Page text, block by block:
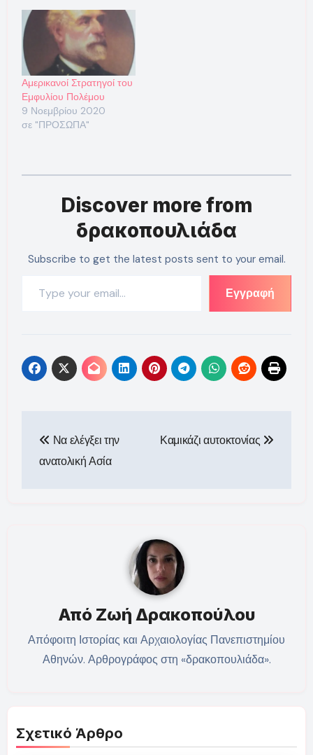
Αμερικανοί Στρατηγοί του
Εμφυλίου Πολέμου
9 Νοεμβρίου 2020
σε "ΠΡΟΣΩΠΑ"
Discover more from
δρακοπουλιάδα
Subscribe to get the latest posts sent to your email.
Εγγραφή
άρθρων
Να ελέγξει την
ανατολική Ασία
Καμικάζι αυτοκτονίας
Από Ζωή Δρακοπούλου
Απόφοιτη Ιστορίας και Αρχαιολογίας Πανεπιστημίου
Αθηνών. Αρθρογράφος στη «δρακοπουλιάδα».
Σχετικό Άρθρο